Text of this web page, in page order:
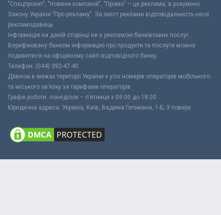
"Спецпроект", "Новини компаній", "Промо" – це реклама, в розумінні
Закону України "Про рекламу". За зміст реклами відповідальність несе
рекламодавець.
Інформація на даній сторінці не є рекламою банківських послуг.
Верифіковану банком інформацію про продукти та послуги можна
подивитися на офіційному сайті відповідного банку.
Телефон: (044) 392-47-40
Дзвінок в межах території України з усіх номерів операторів мобільного
та міського зв’язку за тарифами операторів
Графік роботи: понеділок – п’ятниця з 09:00 до 18:00
Юридична адреса: Україна, Київ, Вадима Гетьмана, 1-Б, 3 поверх